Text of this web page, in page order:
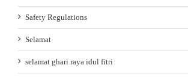
Safety Regulations
Selamat
selamat ghari raya idul fitri